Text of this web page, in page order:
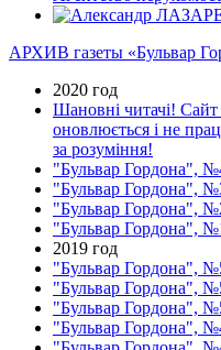
АРХИВ газеты «Бульвар
2020 год
Шановні читачі! Сайт
оновлюється і не
за розуміння!
"Бульвар Гордона",
"Бульвар Гордона",
"Бульвар Гордона",
"Бульвар Гордона",
2019 год
"Бульвар Гордона",
"Бульвар Гордона",
"Бульвар Гордона",
"Бульвар Гордона",